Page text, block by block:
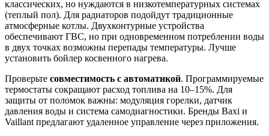
классических, но нуждаются в низкотемпературных системах
(теплый пол). Для радиаторов подойдут традиционные
атмосферные котлы. Двухконтурные устройства
обеспечивают ГВС, но при одновременном потреблении воды
в двух точках возможны перепады температуры. Лучше
установить бойлер косвенного нагрева.
Проверьте совместимость с автоматикой. Программируемые
термостаты сокращают расход топлива на 10–15%. Для
защиты от поломок важны: модуляция горелки, датчик
давления воды и система самодиагностики. Бренды Baxi и
Vaillant предлагают удаленное управление через приложения.